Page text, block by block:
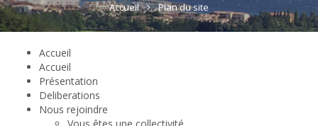
Accueil Plan du site
Accueil
Accueil
Présentation
Deliberations
Nous rejoindre